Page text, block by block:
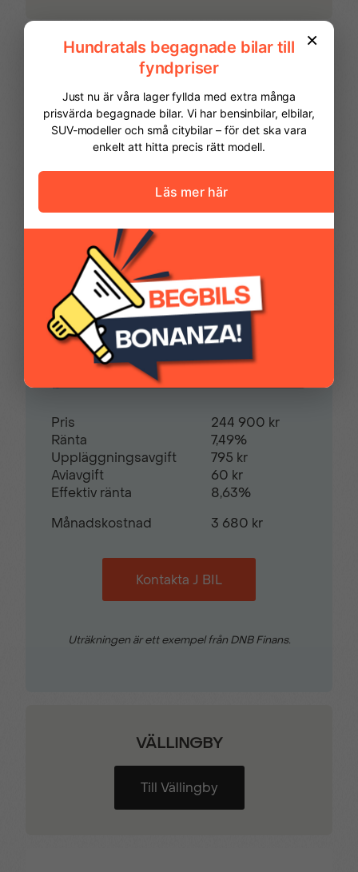
FINANSIERING
Vi hjälper dig att ordna finansiering av
månadskostnad och även göra en
ansökan online.
Kontantinsats61 225,00 kr
Avbetalningstid månader
Restvärde0%
Pris
244 900 kr
Ränta
7,49%
Uppläggningsavgift
795 kr
Aviavgift
60 kr
Effektiv ränta
8,63%
Månadskostnad
3 680 kr
Kontakta J BIL
Uträkningen är ett exempel från DNB Finans.
VÄLLINGBY
Till Vällingby